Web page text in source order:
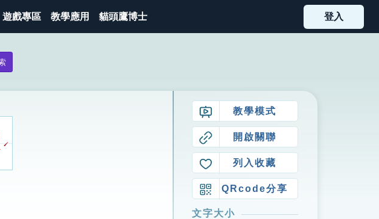
遊戲專區 教學應用 貓頭鷹博士 登入
ˊ
教學模式
開啟關聯
列入收藏
QRcode分享
文字大小